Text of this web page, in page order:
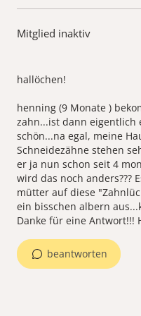
Mitglied inaktiv
hallöchen!
henning (9 Monate )
zahn...ist dann eigentlich
schön...na egal, meine
Schneidezähne stehen
er ja nun schon seit 4
wird das noch anders???
mütter auf diese
ein bisschen albern
Danke für eine Antwort!!!
beantworten